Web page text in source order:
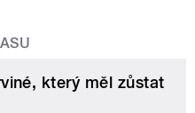
který měl zůstat